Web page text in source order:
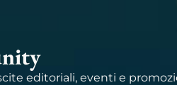
editoriali, eventi e